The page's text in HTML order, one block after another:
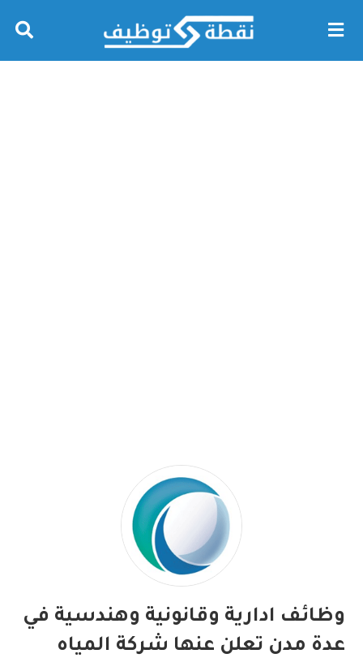
وظائف ادارية وقانونية وهندسية في
عدة مدن تعلن عنها شركة المياه